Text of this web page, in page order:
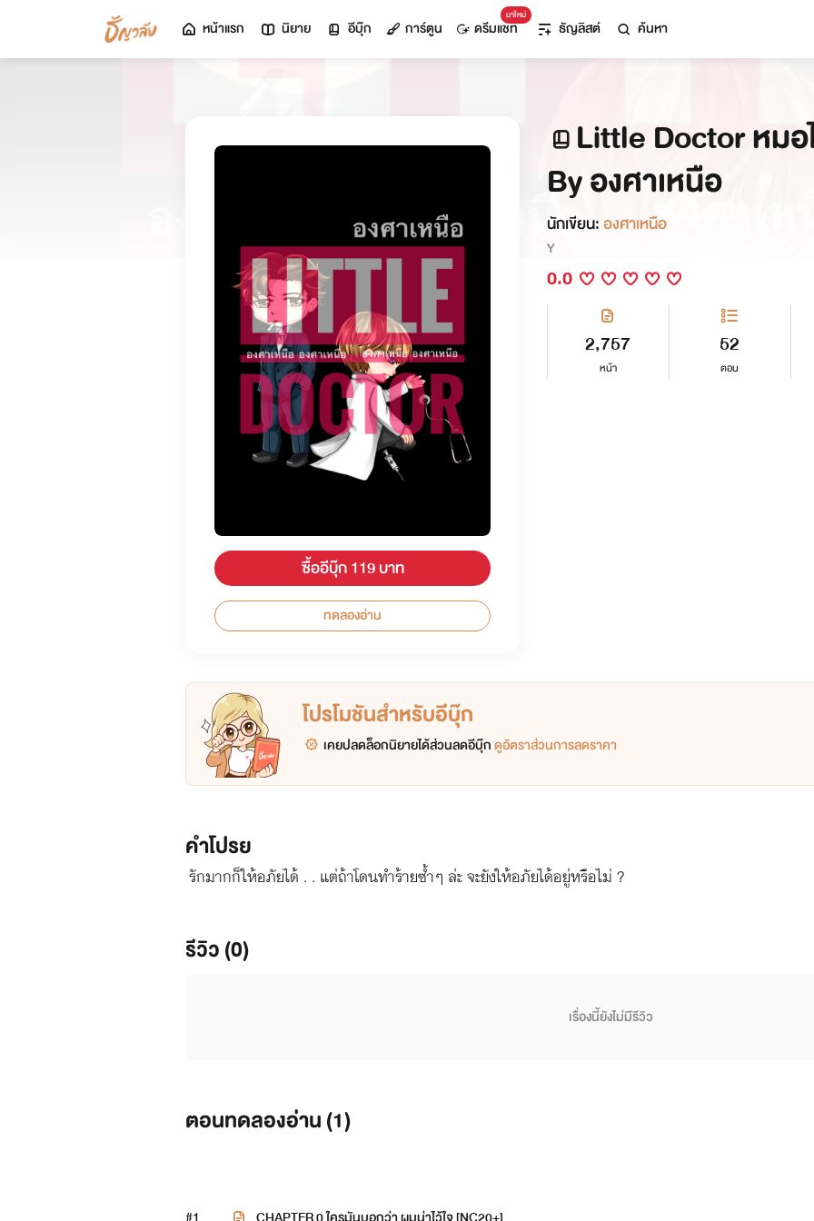
หน้าแรก นิยาย อีบุ๊ก การ์ตูน
มาใหม่
ดรีมแชท ธัญลิสต์ ค้นหา
ซื้ออีบุ๊ก 119 บาท
ทดลองอ่าน
Little Doctor หมอ
By องศาเหนือ
นักเขียน:องศาเหนือ
Y
0.0
2,757
หน้า
52
ตอน
โปรโมชันสำหรับอีบุ๊ก
เคยปลดล็อกนิยายได้ส่วนลดอีบุ๊กดูอัตราส่วนการลดราคา
คำโปรย
รักมากก็ให้อภัยได้ . . แต่ถ้าโดนทำร้ายซ้ำๆ ล่ะ จะยังให้อภัยได้อยู่หรือไม่ ?
รีวิว (0)
เรื่องนี้ยังไม่มีรีวิว
ตอนทดลองอ่าน (1)